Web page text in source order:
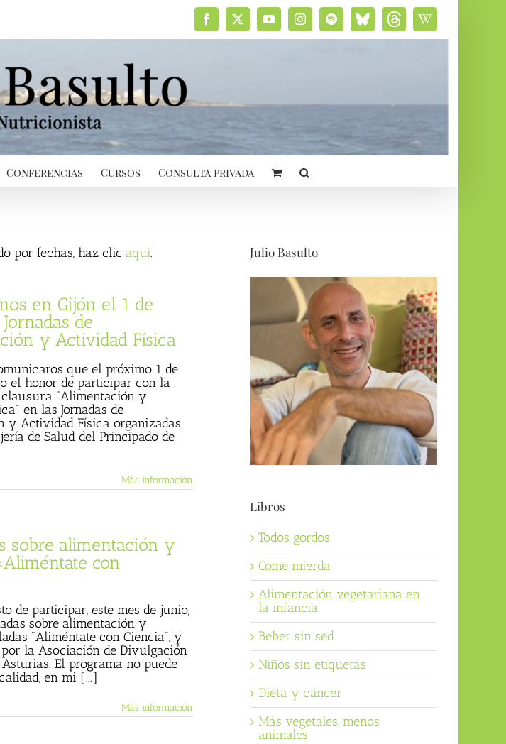
Facebook
X YouTubeInstagramSpotifyBluesky
social
ThreadsWikipedia
Conferencias Cursos Consulta privada
por fechas, haz clic aquí.
en Gijón el 1 de
de
y Actividad Física
que el próximo 1 de
el honor de participar con la
clausura "Alimentación y
en las Jornadas de
y Actividad Física organizadas
de Salud del Principado de
Más información
sobre alimentación y
con
de participar, este mes de junio,
sobre alimentación y
"Aliméntate con Ciencia", y
la Asociación de Divulgación
El programa no puede
en mi [...]
Más información
Julio Basulto
Libros
Todos gordos
Come mierda
Alimentación vegetariana en
la infancia
Beber sin sed
Niños sin etiquetas
Dieta y cáncer
Más vegetales, menos
animales